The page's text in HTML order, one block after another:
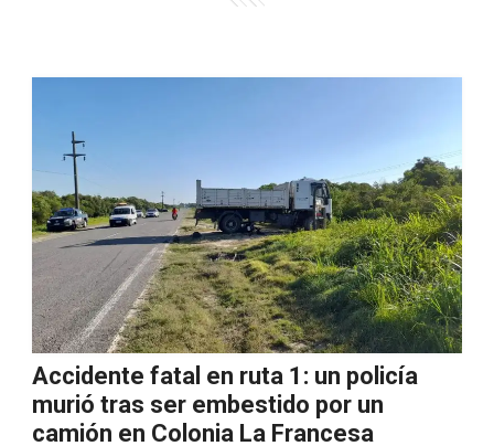
Accidente fatal en ruta 1: un policía
murió tras ser embestido por un
camión en Colonia La Francesa